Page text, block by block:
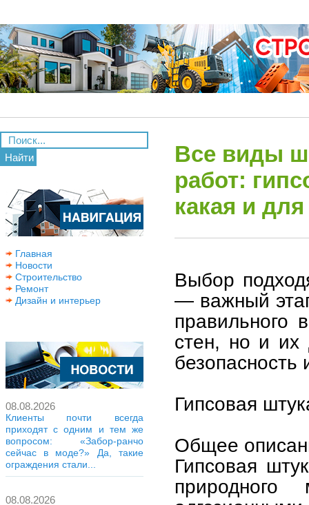
Найти
Главная
Новости
Строительство
Ремонт
Дизайн и интерьер
08.08.2026
Клиенты почти всегда
приходят с одним и тем же
вопросом: «Забор-ранчо
сейчас в моде?» Да, такие
ограждения стали...
08.08.2026
Все виды
работ:
какая и
Выбор
— важный
правильного
стен, но и их
Гипсовая
Общее
Гипсовая
природного